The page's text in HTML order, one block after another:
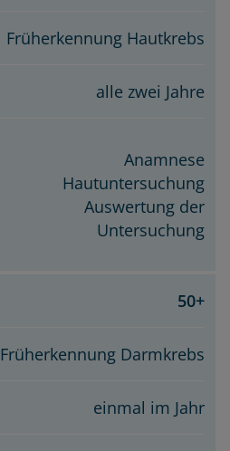
Früherkennung Hautkrebs
alle zwei Jahre
Anamnese
Hautuntersuchung
Auswertung der
Untersuchung
50+
Früherkennung Darmkrebs
einmal im Jahr